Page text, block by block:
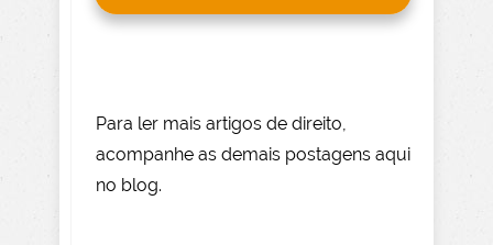
Para ler mais artigos de direito,
acompanhe as demais postagens aqui
no blog.